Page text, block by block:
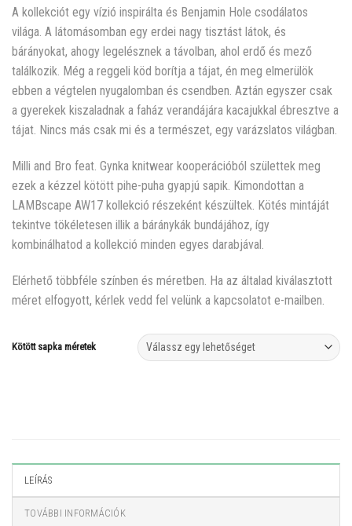
A kollekciót egy vízió inspirálta és Benjamin Hole csodálatos
világa. A látomásomban egy erdei nagy tisztást látok, és
bárányokat, ahogy legelésznek a távolban, ahol erdő és mező
találkozik. Még a reggeli köd borítja a tájat, én meg elmerülök
ebben a végtelen nyugalomban és csendben. Aztán egyszer csak
a gyerekek kiszaladnak a faház verandájára kacajukkal ébresztve a
tájat. Nincs más csak mi és a természet, egy varázslatos világban.
Milli and Bro feat. Gynka knitwear kooperációból születtek meg
ezek a kézzel kötött pihe-puha gyapjú sapik. Kimondottan a
LAMBscape AW17 kollekció részeként készültek. Kötés mintáját
tekintve tökéletesen illik a báránykák bundájához, így
kombinálhatod a kollekció minden egyes darabjával.
Elérhető többféle színben és méretben. Ha az általad kiválasztott
méret elfogyott, kérlek vedd fel velünk a kapcsolatot e-mailben.
Kötött sapka méretek
LEÍRÁS
TOVÁBBI INFORMÁCIÓK